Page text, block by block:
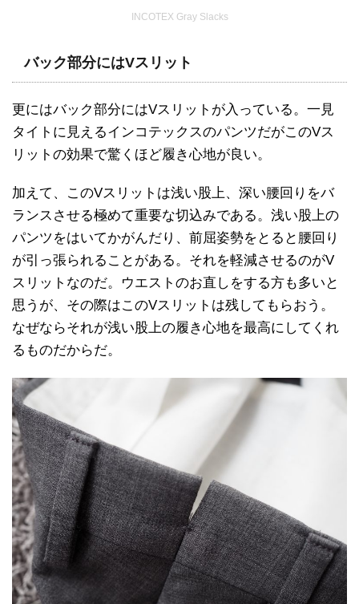
INCOTEX Gray Slacks
バック部分にはVスリット
更にはバック部分にはVスリットが入っている。一見
タイトに見えるインコテックスのパンツだがこのVス
リットの効果で驚くほど履き心地が良い。
加えて、このVスリットは浅い股上、深い腰回りをバ
ランスさせる極めて重要な切込みである。浅い股上の
パンツをはいてかがんだり、前屈姿勢をとると腰回り
が引っ張られることがある。それを軽減させるのがV
スリットなのだ。ウエストのお直しをする方も多いと
思うが、その際はこのVスリットは残してもらおう。
なぜならそれが浅い股上の履き心地を最高にしてくれ
るものだからだ。